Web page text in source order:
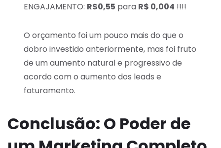
ENGAJAMENTO: R$0,55 para R$ 0,004 !!!!
O orçamento foi um pouco mais do que o
dobro investido anteriormente, mas foi fruto
de um aumento natural e progressivo de
acordo com o aumento dos leads e
faturamento.
Conclusão: O Poder de